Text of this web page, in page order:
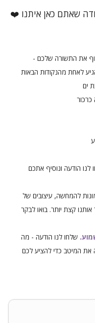
שאתם כאן איתנו ❤️
את התשורה שלכם -
לאחת מהנקודות הבאות
לנו הודעה ונוסיף אתכם
להמחשה, עיצובים של
אותנו קצת יותר. בואו לבקר
שלחו לנו הודעה - מה
המיטב כדי להציע לכם